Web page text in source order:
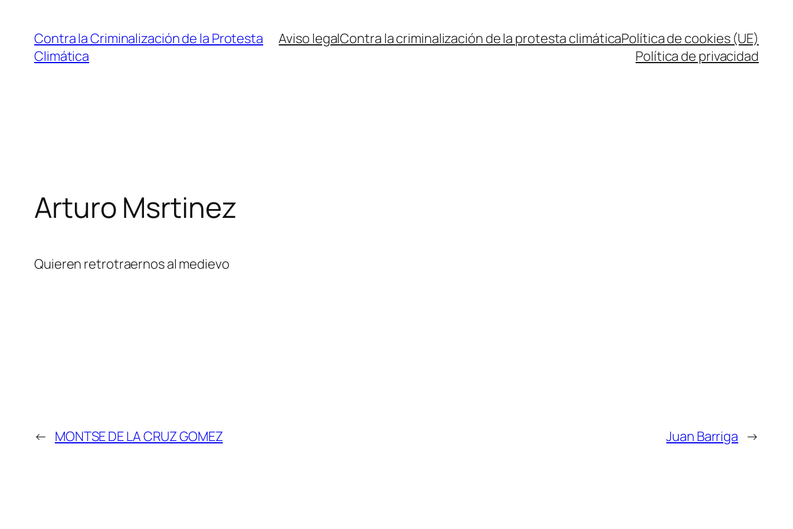
contenido
Contra la Criminalización de la Protesta
Climática
Aviso legalContra la criminalización de la protesta climáticaPolítica de cookies (UE)
Política de privacidad
Arturo Msrtinez
Quieren retrotraernos al medievo
← MONTSE DE LA CRUZ GOMEZ Juan Barriga →